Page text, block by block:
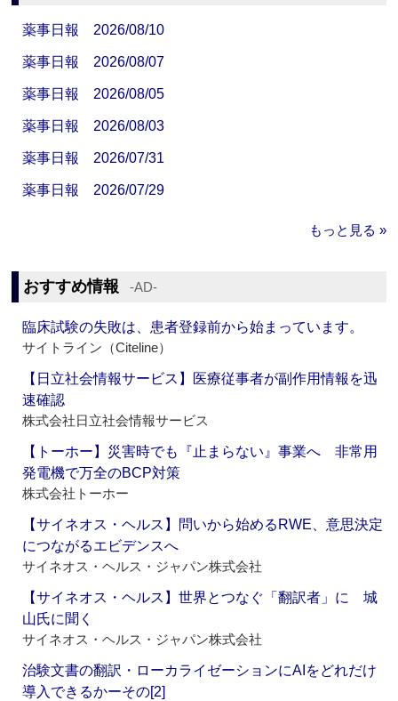
薬事日報 2026/08/10
薬事日報 2026/08/07
薬事日報 2026/08/05
薬事日報 2026/08/03
薬事日報 2026/07/31
薬事日報 2026/07/29
もっと見る »
おすすめ情報 ‐AD‐
臨床試験の失敗は、患者登録前から始まっています。
サイトライン（Citeline）
【日立社会情報サービス】医療従事者が副作用情報を迅
速確認
株式会社日立社会情報サービス
【トーホー】災害時でも『止まらない』事業へ 非常用
発電機で万全のBCP対策
株式会社トーホー
【サイネオス・ヘルス】問いから始めるRWE、意思決定
につながるエビデンスへ
サイネオス・ヘルス・ジャパン株式会社
【サイネオス・ヘルス】世界とつなぐ「翻訳者」に 城
山氏に聞く
サイネオス・ヘルス・ジャパン株式会社
治験文書の翻訳・ローカライゼーションにAIをどれだけ
導入できるかーその[2]